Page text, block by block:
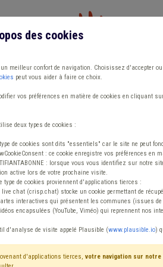
Formations Publications
et chiffres
des cookies
meilleur confort de navigation. Choisissez d'accepter
peut vous aider à faire ce choix.
vos préférences en matière de cookies en cliquant
deux types de cookies :
de cookies sont dits "essentiels" car le site ne peut
: ce cookie enregistre vos préférences en
: lorsque vous vous identifiez sur notre
active lors de votre prochaine visite.
type de cookies proviennent d'applications tierces :
live chat (crisp.chat) stocke un cookie permettant de
interactives qui présentent les communes (issues
encapsulées (YouTube, Viméo) qui reprennent nos
d'analyse de visite appelé Plausible (www.plausible.io)
d'applications tierces, votre navigation sur